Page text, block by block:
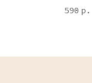
590 р.